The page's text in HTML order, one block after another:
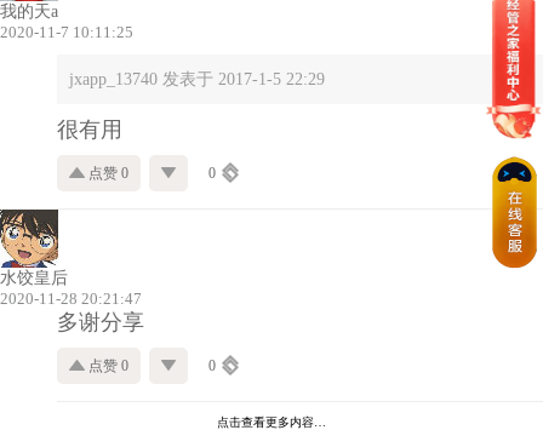
我的天a
2020-11-7 10:11:25
jxapp_13740 发表于 2017-1-5 22:29
很有用
点赞 0 0
水饺皇后
2020-11-28 20:21:47
多谢分享
点赞 0 0
点击查看更多内容…